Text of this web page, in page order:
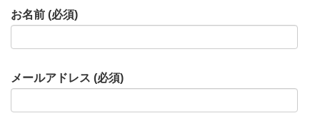
お名前 (必須)
メールアドレス (必須)